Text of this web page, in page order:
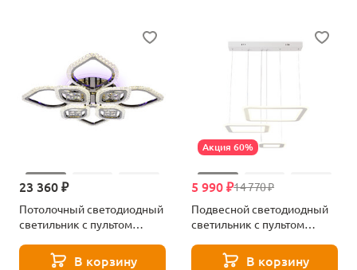
23 360 ₽
Потолочный светодиодный
светильник с пультом
В корзину
Акция 60%
14 770 ₽
5 990 ₽
Подвесной светодиодный
светильник с пультом
В корзину